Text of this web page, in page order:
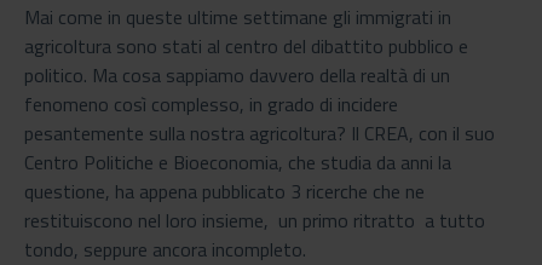
Mai come in queste ultime settimane gli immigrati in
agricoltura sono stati al centro del dibattito pubblico e
politico. Ma cosa sappiamo davvero della realtà di un
fenomeno così complesso, in grado di incidere
pesantemente sulla nostra agricoltura? Il CREA, con il suo
Centro Politiche e Bioeconomia, che studia da anni la
questione, ha appena pubblicato 3 ricerche che ne
restituiscono nel loro insieme, un primo ritratto a tutto
tondo, seppure ancora incompleto.